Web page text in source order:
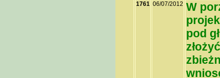
1761 06/07/2012 W
pod